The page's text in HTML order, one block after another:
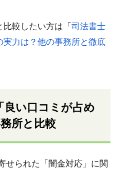
較したい方は「司法書士
力は？他の事務所と徹底
良い口コミが占め
所と比較
せられた「闇金対応」に関